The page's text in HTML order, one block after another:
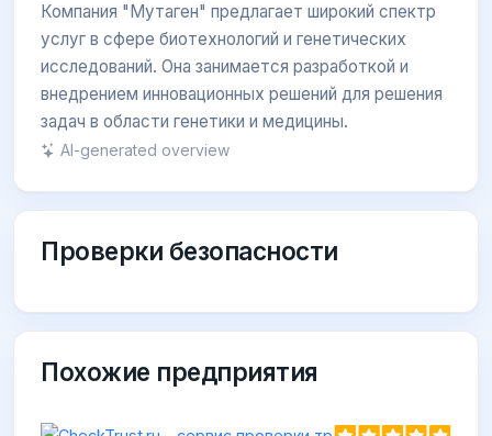
Компания "Мутаген" предлагает широкий спектр
услуг в сфере биотехнологий и генетических
исследований. Она занимается разработкой и
внедрением инновационных решений для решения
задач в области генетики и медицины.
AI-generated overview
Проверки безопасности
Похожие предприятия